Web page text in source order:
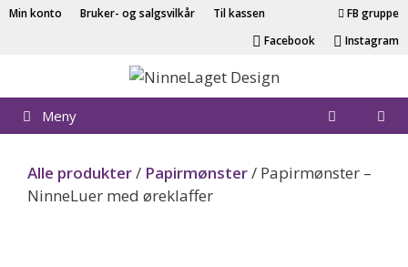
Hopp
Min konto Bruker- og salgsvilkår Til kassen
FB gruppe
Instagram
Facebook
Meny
Alle produkter/ Papirmønster/ Papirmønster –
NinneLuer med øreklaffer